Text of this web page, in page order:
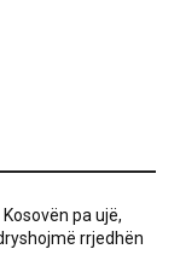
pa ujë,
rrjedhën